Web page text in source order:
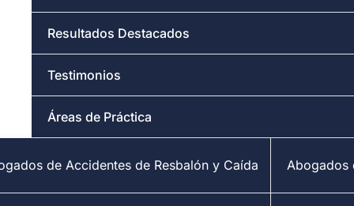
Resultados Destacados
Testimonios
Áreas de Práctica
de Accidentes de Resbalón y Caída Abogados